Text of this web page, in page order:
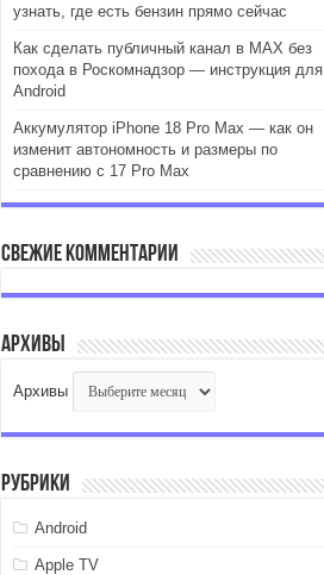
узнать, где есть бензин прямо сейчас
Как сделать публичный канал в MAX без
похода в Роскомнадзор — инструкция для
Android
Аккумулятор iPhone 18 Pro Max — как он
изменит автономность и размеры по
сравнению с 17 Pro Max
Свежие комментарии
Архивы
Архивы
Рубрики
Android
Apple TV